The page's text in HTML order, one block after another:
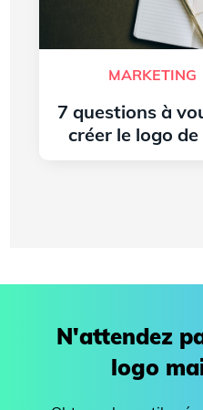
MARKETING
7 questions à
créer le logo
N'attendez
logo